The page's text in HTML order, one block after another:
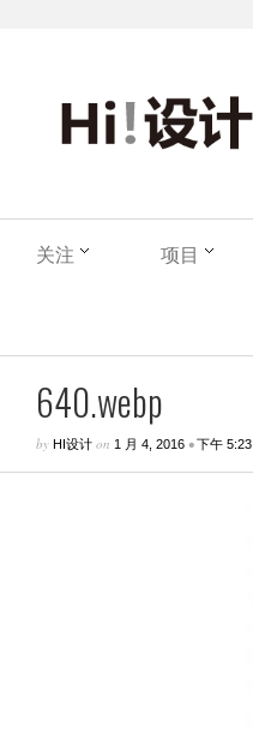
关注 项目
640.webp
by HI设计 on 1 月 4, 2016 •下午 5:23